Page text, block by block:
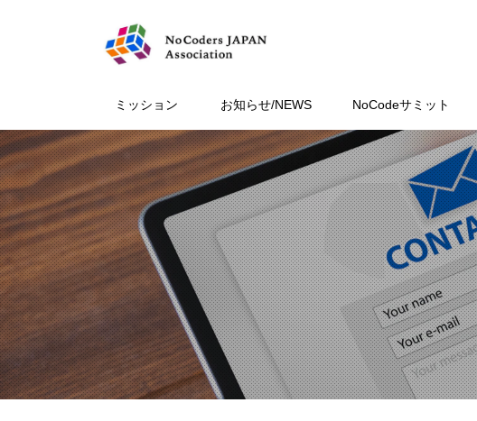
ミッション お知らせ/NEWS NoCodeサミット